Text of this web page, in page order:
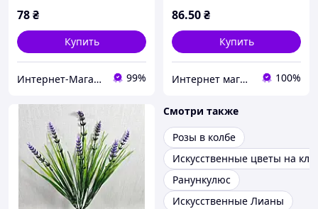
78₴
Купить
Интернет-Магазин искусственных цветов Kvitochky 99%
86.50₴
Купить
Интернет магазин- Фантастический букет 100%
Смотри также
Розы в колбе
Искусственные цветы на
Ранункулюс
Искусственные Лианы